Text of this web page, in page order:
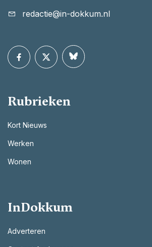
redactie@in-dokkum.nl
Rubrieken
Kort Nieuws
Werken
Wonen
InDokkum
Adverteren